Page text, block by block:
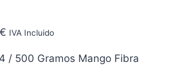
€ El
actual
IVA Incluido
/ 500 Gramos Mango Fibra